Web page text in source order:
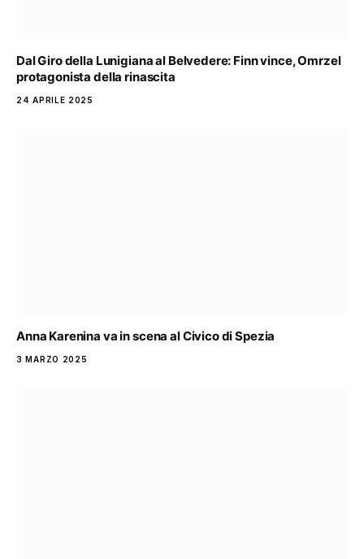
Dal Giro della Lunigiana al Belvedere: Finn vince, Omrzel
protagonista della rinascita
24 APRILE 2025
Anna Karenina va in scena al Civico di Spezia
3 MARZO 2025